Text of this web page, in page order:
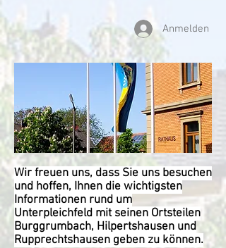
Wir freuen uns, dass Sie uns besuchen
und hoffen, Ihnen die wichtigsten
Informationen rund um
Unterpleichfeld mit seinen Ortsteilen
Burggrumbach, Hilpertshausen und
Rupprechtshausen geben zu können.
Anmelden